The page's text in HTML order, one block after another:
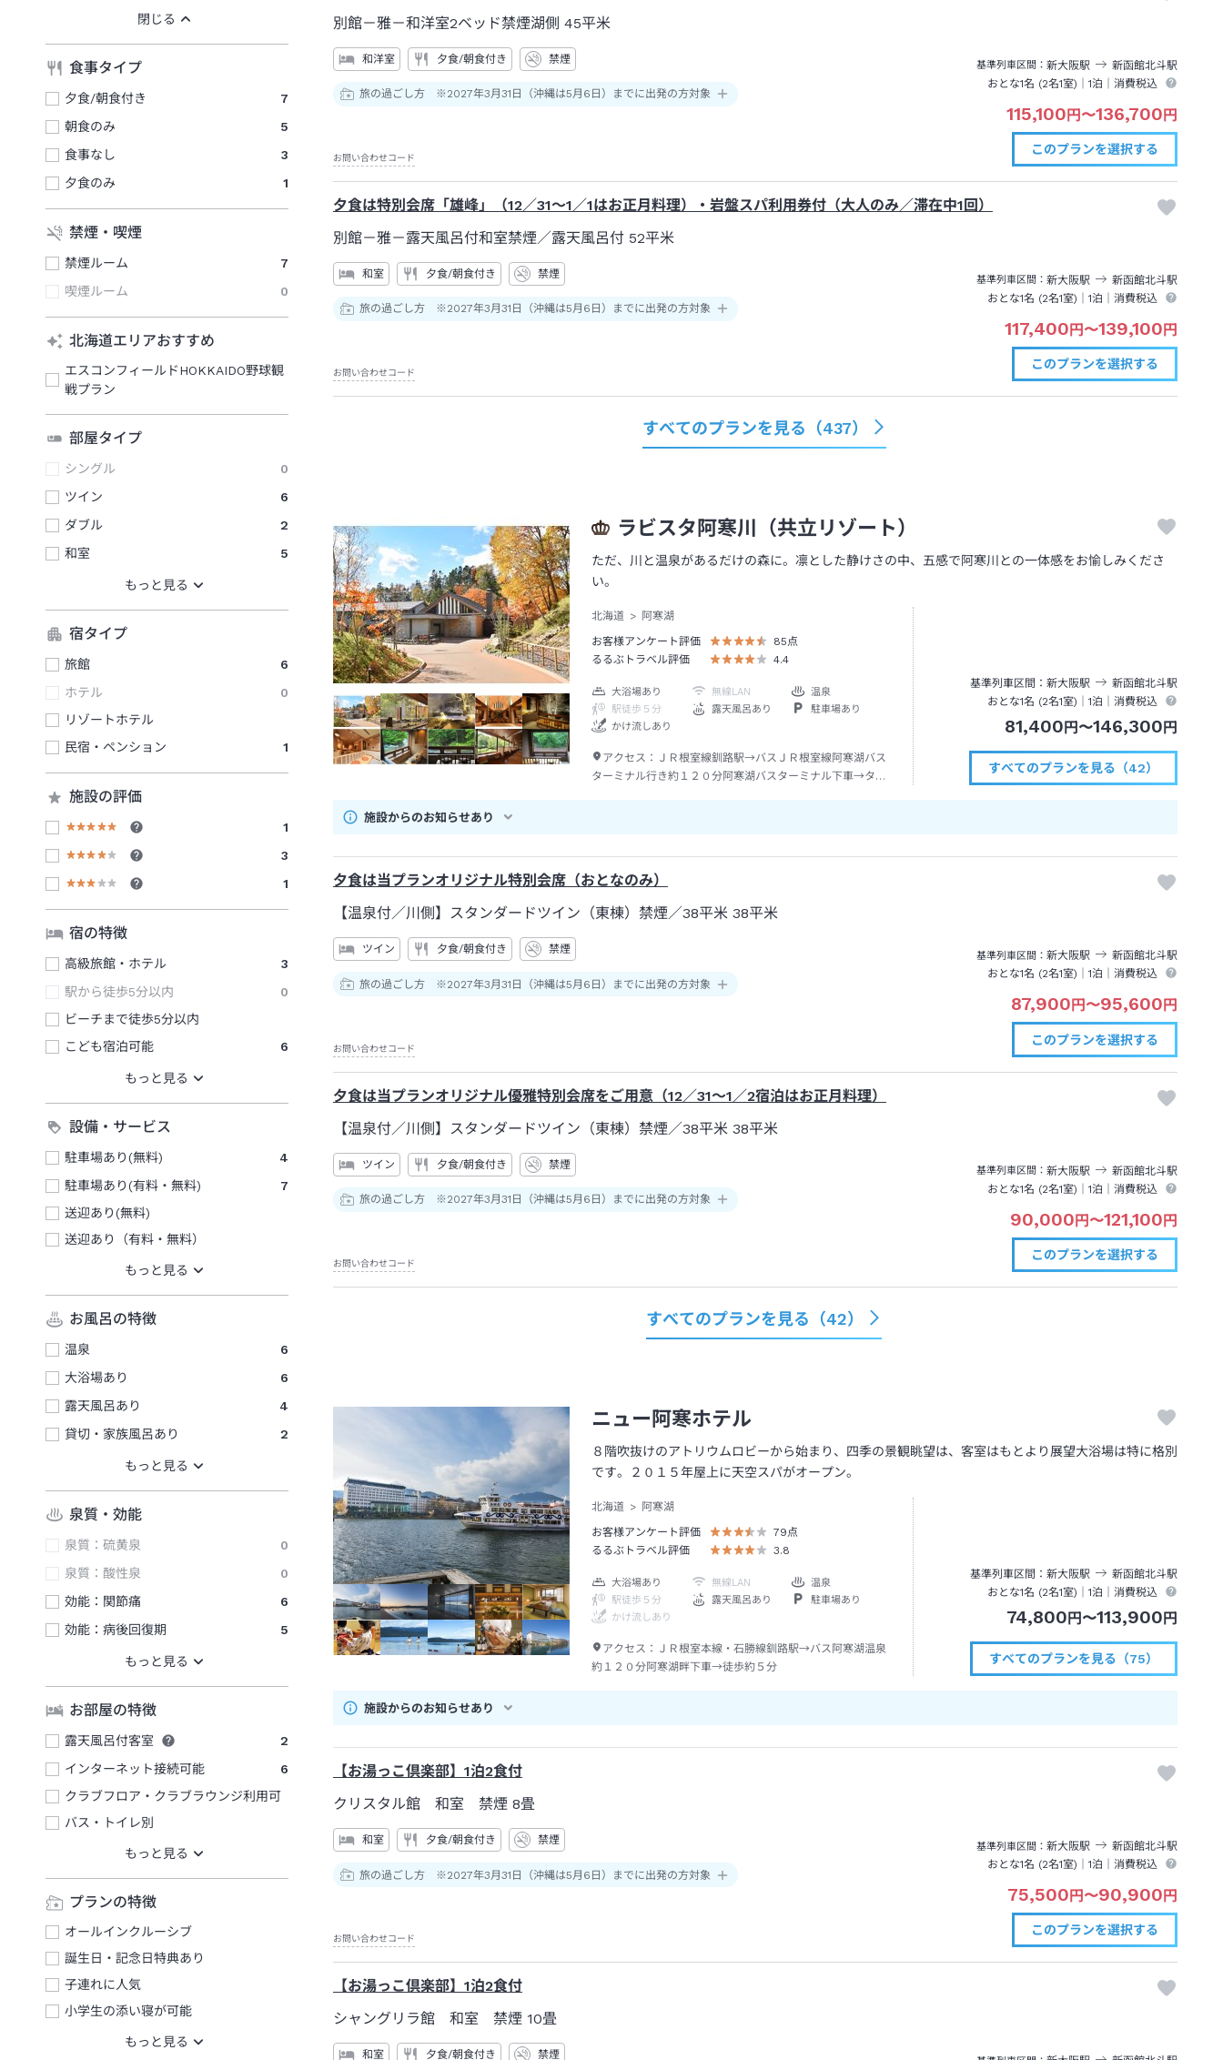
食事タイプ
夕食/朝食付き
7
朝食のみ
5
食事なし
3
夕食のみ
1
禁煙・喫煙
禁煙ルーム
7
喫煙ルーム
0
北海道エリアおすすめ
エスコンフィールドHOKKAIDO野球観
戦プラン
部屋タイプ
シングル
0
ツイン
6
ダブル
2
和室
5
宿タイプ
旅館
6
ホテル
0
リゾートホテル
民宿・ペンション
1
施設の評価
1
3
1
宿の特徴
高級旅館・ホテル
3
駅から徒歩5分以内
0
ビーチまで徒歩5分以内
こども宿泊可能
6
設備・サービス
駐車場あり(無料)
4
駐車場あり(有料・無料)
7
送迎あり(無料)
送迎あり（有料・無料）
お風呂の特徴
温泉
6
大浴場あり
6
露天風呂あり
4
貸切・家族風呂あり
2
泉質・効能
泉質：硫黄泉
0
泉質：酸性泉
0
効能：関節痛
6
効能：病後回復期
5
お部屋の特徴
露天風呂付客室
2
インターネット接続可能
6
クラブフロア・クラブラウンジ利用可
バス・トイレ別
プランの特徴
オールインクルーシブ
誕生日・記念日特典あり
子連れに人気
小学生の添い寝が可能
別館－雅－和洋室2ベッド禁煙湖側 45平米
和洋室 夕食/朝食付き 禁煙
旅の過ごし方 ※2027年3月31日（沖縄は5月6日）までに出発の方対象
基準列車区間 新大阪駅 新函館北斗駅
おとな1名 (2名1室)｜1泊 ｜消費税込
115,100円〜136,700円
お問い合わせコード
このプランを選択する
夕食は特別会席「雄峰」（12／31～1／1はお正月料理）・岩盤スパ利用券付（大人のみ／滞在中1回）
別館－雅－露天風呂付和室禁煙／露天風呂付 52平米
和室 夕食/朝食付き 禁煙
旅の過ごし方 ※2027年3月31日（沖縄は5月6日）までに出発の方対象
基準列車区間 新大阪駅 新函館北斗駅
おとな1名 (2名1室)｜1泊 ｜消費税込
117,400円〜139,100円
お問い合わせコード
このプランを選択する
すべてのプランを見る（437）
ラビスタ阿寒川（共立リゾート）
ただ、川と温泉があるだけの森に。凛とした静けさの中、五感で阿寒川との一体感をお愉しみくださ
い。
北海道
阿寒湖
お客様アンケート評価
85点
るるぶトラベル評価
4.4
大浴場あり 無線LAN
温泉
駅徒歩５分
露天風呂あり
駐車場あり
かけ流しあり
アクセス： ＪＲ根室線釧路駅→バスＪＲ根室線阿寒湖バス
ターミナル行き約１２０分阿寒湖バスターミナル下車→タク
基準列車区間 新大阪駅 新函館北斗駅
おとな1名 (2名1室)｜1泊 ｜消費税込
81,400円〜146,300円
すべてのプランを見る（42）
施設からのお知らせあり
夕食は当プランオリジナル特別会席（おとなのみ）
【温泉付／川側】スタンダードツイン（東棟）禁煙／38平米 38平米
ツイン 夕食/朝食付き 禁煙
旅の過ごし方 ※2027年3月31日（沖縄は5月6日）までに出発の方対象
基準列車区間 新大阪駅 新函館北斗駅
おとな1名 (2名1室)｜1泊 ｜消費税込
87,900 円 〜95,600 円
お問い合わせコード
このプランを選択する
夕食は当プランオリジナル優雅特別会席をご用意（12／31～1／2宿泊はお正月料理）
【温泉付／川側】スタンダードツイン（東棟）禁煙／38平米 38平米
ツイン 夕食/朝食付き 禁煙
旅の過ごし方 ※2027年3月31日（沖縄は5月6日）までに出発の方対象
基準列車区間 新大阪駅 新函館北斗駅
おとな1名 (2名1室)｜1泊 ｜消費税込
90,000円〜121,100円
お問い合わせコード
このプランを選択する
すべてのプランを見る（42）
ニュー阿寒ホテル
８階吹抜けのアトリウムロビーから始まり、四季の景観眺望は、客室はもとより展望大浴場は特に格別
です。２０１５年屋上に天空スパがオープン。
北海道
阿寒湖
お客様アンケート評価
79点
るるぶトラベル評価
3.8
大浴場あり 無線LAN
温泉
駅徒歩５分
露天風呂あり
駐車場あり
かけ流しあり
アクセス： ＪＲ根室本線・石勝線釧路駅→バス阿寒湖温泉
約１２０分阿寒湖畔下車→徒歩約５分
基準列車区間 新大阪駅 新函館北斗駅
おとな1名 (2名1室)｜1泊 ｜消費税込
74,800円〜113,900円
すべてのプランを見る（75）
施設からのお知らせあり
【お湯っこ倶楽部】1泊2食付
クリスタル館 和室 禁煙 8畳
和室 夕食/朝食付き 禁煙
旅の過ごし方 ※2027年3月31日（沖縄は5月6日）までに出発の方対象
基準列車区間 新大阪駅 新函館北斗駅
おとな1名 (2名1室)｜1泊 ｜消費税込
75,500円〜90,900円
お問い合わせコード
このプランを選択する
【お湯っこ倶楽部】1泊2食付
シャングリラ館 和室 禁煙 10畳
和室 夕食/朝食付き 禁煙